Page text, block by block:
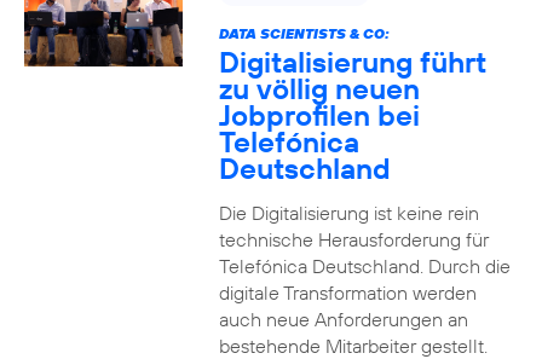
DATA SCIENTISTS & CO:
Digitalisierung führt
zu völlig neuen
Jobprofilen bei
Telefónica
Deutschland
Die Digitalisierung ist keine rein
technische Herausforderung für
Telefónica Deutschland. Durch die
digitale Transformation werden
auch neue Anforderungen an
bestehende Mitarbeiter gestellt.